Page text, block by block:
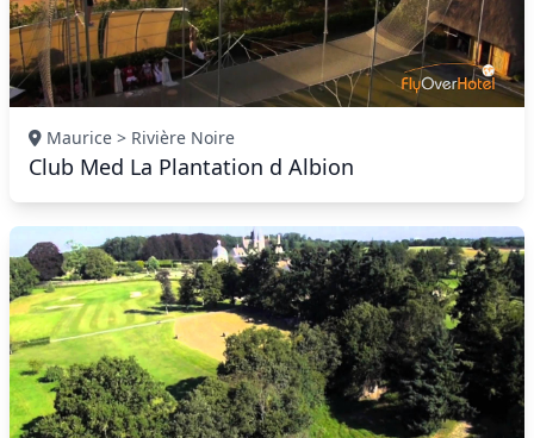
Maurice > Rivière Noire
Club Med La Plantation d Albion